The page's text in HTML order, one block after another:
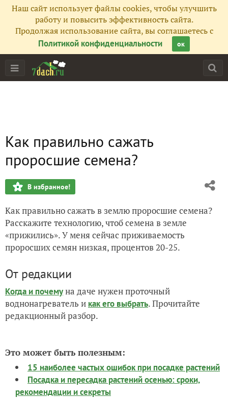
Наш сайт использует файлы cookies, чтобы улучшить
работу и повысить эффективность сайта.
Продолжая использование сайта, вы соглашаетесь с
Политикой конфиденциальности
ок
Как правильно сажать
проросшие семена?
В избранное!
Как правильно сажать в землю проросшие семена?
Расскажите технологию, чтоб семена в земле
«прижились». У меня сейчас приживаемость
проросших семян низкая, процентов 20-25.
От редакции
Когда и почемуна даче нужен проточный
воднонагреватель и как его выбрать. Прочитайте
редакционный разбор.
Это может быть полезным:
15 наиболее частых ошибок при посадке растений
Посадка и пересадка растений осенью: сроки,
рекомендации и секреты